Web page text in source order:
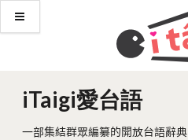
iTaigi愛台語
一部集結群眾編纂的開放台語辭典